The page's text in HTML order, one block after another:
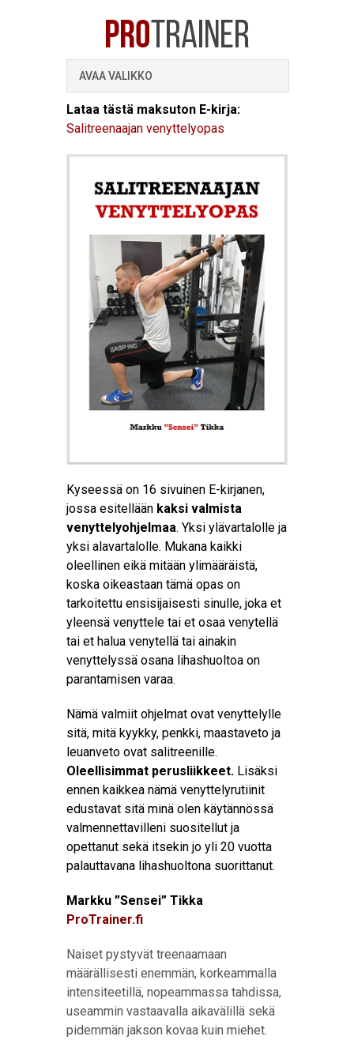
AVAA VALIKKO
Lataa tästä maksuton E-kirja:
Salitreenaajan venyttelyopas
Kyseessä on 16 sivuinen E-kirjanen,
jossa esitellään kaksi valmista
venyttelyohjelmaa. Yksi ylävartalolle ja
yksi alavartalolle. Mukana kaikki
oleellinen eikä mitään ylimääräistä,
koska oikeastaan tämä opas on
tarkoitettu ensisijaisesti sinulle, joka et
yleensä venyttele tai et osaa venytellä
tai et halua venytellä tai ainakin
venyttelyssä osana lihashuoltoa on
parantamisen varaa.
Nämä valmiit ohjelmat ovat venyttelylle
sitä, mitä kyykky, penkki, maastaveto ja
leuanveto ovat salitreenille.
Oleellisimmat perusliikkeet. Lisäksi
ennen kaikkea nämä venyttelyrutiinit
edustavat sitä minä olen käytännössä
valmennettavilleni suositellut ja
opettanut sekä itsekin jo yli 20 vuotta
palauttavana lihashuoltona suorittanut.
Markku ”Sensei” Tikka
ProTrainer.fi
Naiset pystyvät treenaamaan
määrällisesti enemmän, korkeammalla
intensiteetillä, nopeammassa tahdissa,
useammin vastaavalla aikavälillä sekä
pidemmän jakson kovaa kuin miehet.